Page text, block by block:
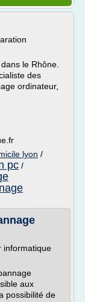
le Rhône.
des
ordinateur,
lyon /
pc /
informatique
aux
possibilité de